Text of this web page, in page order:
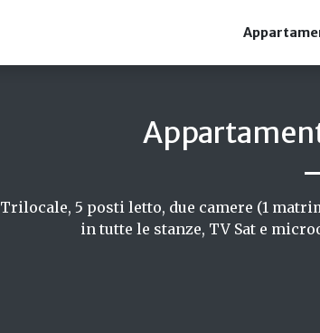
Trilocale, 5 posti letto, due camere (1
in tutte le stanze, TV Sat e